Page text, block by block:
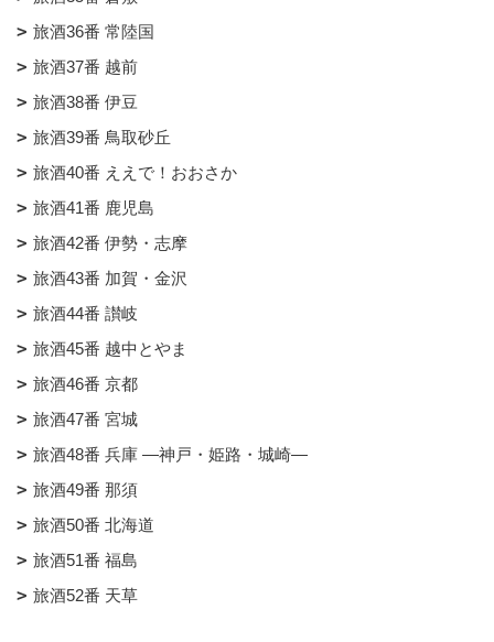
旅酒36番 常陸国
旅酒37番 越前
旅酒38番 伊豆
旅酒39番 鳥取砂丘
旅酒40番 ええで！おおさか
旅酒41番 鹿児島
旅酒42番 伊勢・志摩
旅酒43番 加賀・金沢
旅酒44番 讃岐
旅酒45番 越中とやま
旅酒46番 京都
旅酒47番 宮城
旅酒48番 兵庫 ―神戸・姫路・城崎―
旅酒49番 那須
旅酒50番 北海道
旅酒51番 福島
旅酒52番 天草